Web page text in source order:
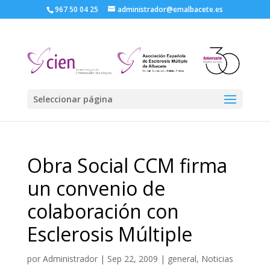
967 50 04 25 administrador@emalbacete.es
Seleccionar página
Obra Social CCM firma
un convenio de
colaboración con
Esclerosis Múltiple
por Administrador| Sep 22, 2009 | general, Noticias